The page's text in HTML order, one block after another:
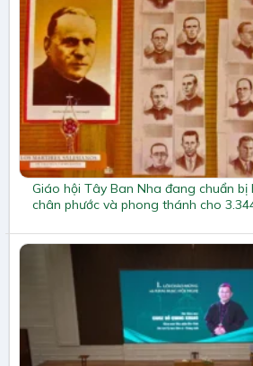
Giáo hội Tây Ban Nha đang chuẩn bị
chân phước và phong thánh cho